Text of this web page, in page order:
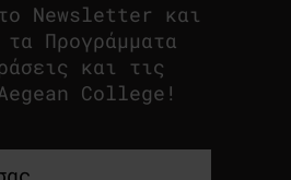
Newsletter και
Προγράμματα
και τις
College!